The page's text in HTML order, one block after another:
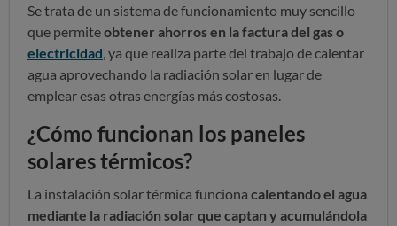
Se trata de un sistema de funcionamiento muy sencillo
que permiteobtener ahorros en la factura del gas o
electricidad , ya que realiza parte del trabajo de calentar
agua aprovechando la radiación solar en lugar de
emplear esas otras energías más costosas.
¿Cómo funcionan los paneles
solares térmicos?
La instalación solar térmica funciona calentando el agua
mediante la radiación solar que captan y acumulándola